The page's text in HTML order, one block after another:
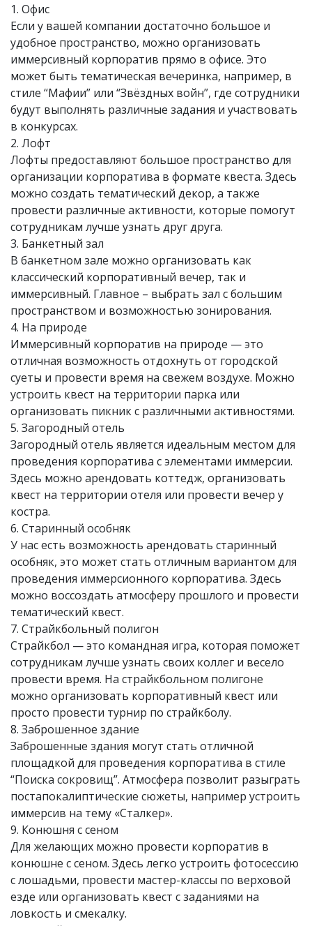
1. Офис
Если у вашей компании достаточно большое и
удобное пространство, можно организовать
иммерсивный корпоратив прямо в офисе. Это
может быть тематическая вечеринка, например, в
стиле “Мафии” или “Звёздных войн”, где сотрудники
будут выполнять различные задания и участвовать
в конкурсах.
2. Лофт
Лофты предоставляют большое пространство для
организации корпоратива в формате квеста. Здесь
можно создать тематический декор, а также
провести различные активности, которые помогут
сотрудникам лучше узнать друг друга.
3. Банкетный зал
В банкетном зале можно организовать как
классический корпоративный вечер, так и
иммерсивный. Главное – выбрать зал с большим
пространством и возможностью зонирования.
4. На природе
Иммерсивный корпоратив на природе — это
отличная возможность отдохнуть от городской
суеты и провести время на свежем воздухе. Можно
устроить квест на территории парка или
организовать пикник с различными активностями.
5. Загородный отель
Загородный отель является идеальным местом для
проведения корпоратива с элементами иммерсии.
Здесь можно арендовать коттедж, организовать
квест на территории отеля или провести вечер у
костра.
6. Старинный особняк
У нас есть возможность арендовать старинный
особняк, это может стать отличным вариантом для
проведения иммерсионного корпоратива. Здесь
можно воссоздать атмосферу прошлого и провести
тематический квест.
7. Страйкбольный полигон
Страйкбол — это командная игра, которая поможет
сотрудникам лучше узнать своих коллег и весело
провести время. На страйкбольном полигоне
можно организовать корпоративный квест или
просто провести турнир по страйкболу.
8. Заброшенное здание
Заброшенные здания могут стать отличной
площадкой для проведения корпоратива в стиле
“Поиска сокровищ”. Атмосфера позволит разыграть
постапокалиптические сюжеты, например устроить
иммерсив на тему «Сталкер».
9. Конюшня с сеном
Для желающих можно провести корпоратив в
конюшне с сеном. Здесь легко устроить фотосессию
с лошадьми, провести мастер-классы по верховой
езде или организовать квест с заданиями на
ловкость и смекалку.